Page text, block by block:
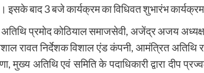
बाद 3 बजे कार्यक्रम का विधि​वत शुभारंभ
प्रमोद कोठियाल समाजसेवी, अजेंद्र अजय अध्यक्ष
रावत निर्देशक विशाल एंड कंपनी, आमंत्रित अतिथि
मुख्य अतिथि एवं समिति के पदाधिकारी द्वारा दीप